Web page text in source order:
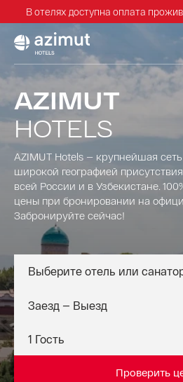
В отелях доступна оплата
Выберите отель или
Проверить
AZIMUT
HOTELS
AZIMUT Hotels — крупнейшая
широкой географией
всей России и в Узбекистане.
цены при бронировании на
Забронируйте сейчас!